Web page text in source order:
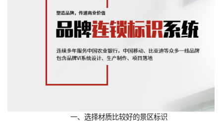
一、选择材质比较好的景区标识